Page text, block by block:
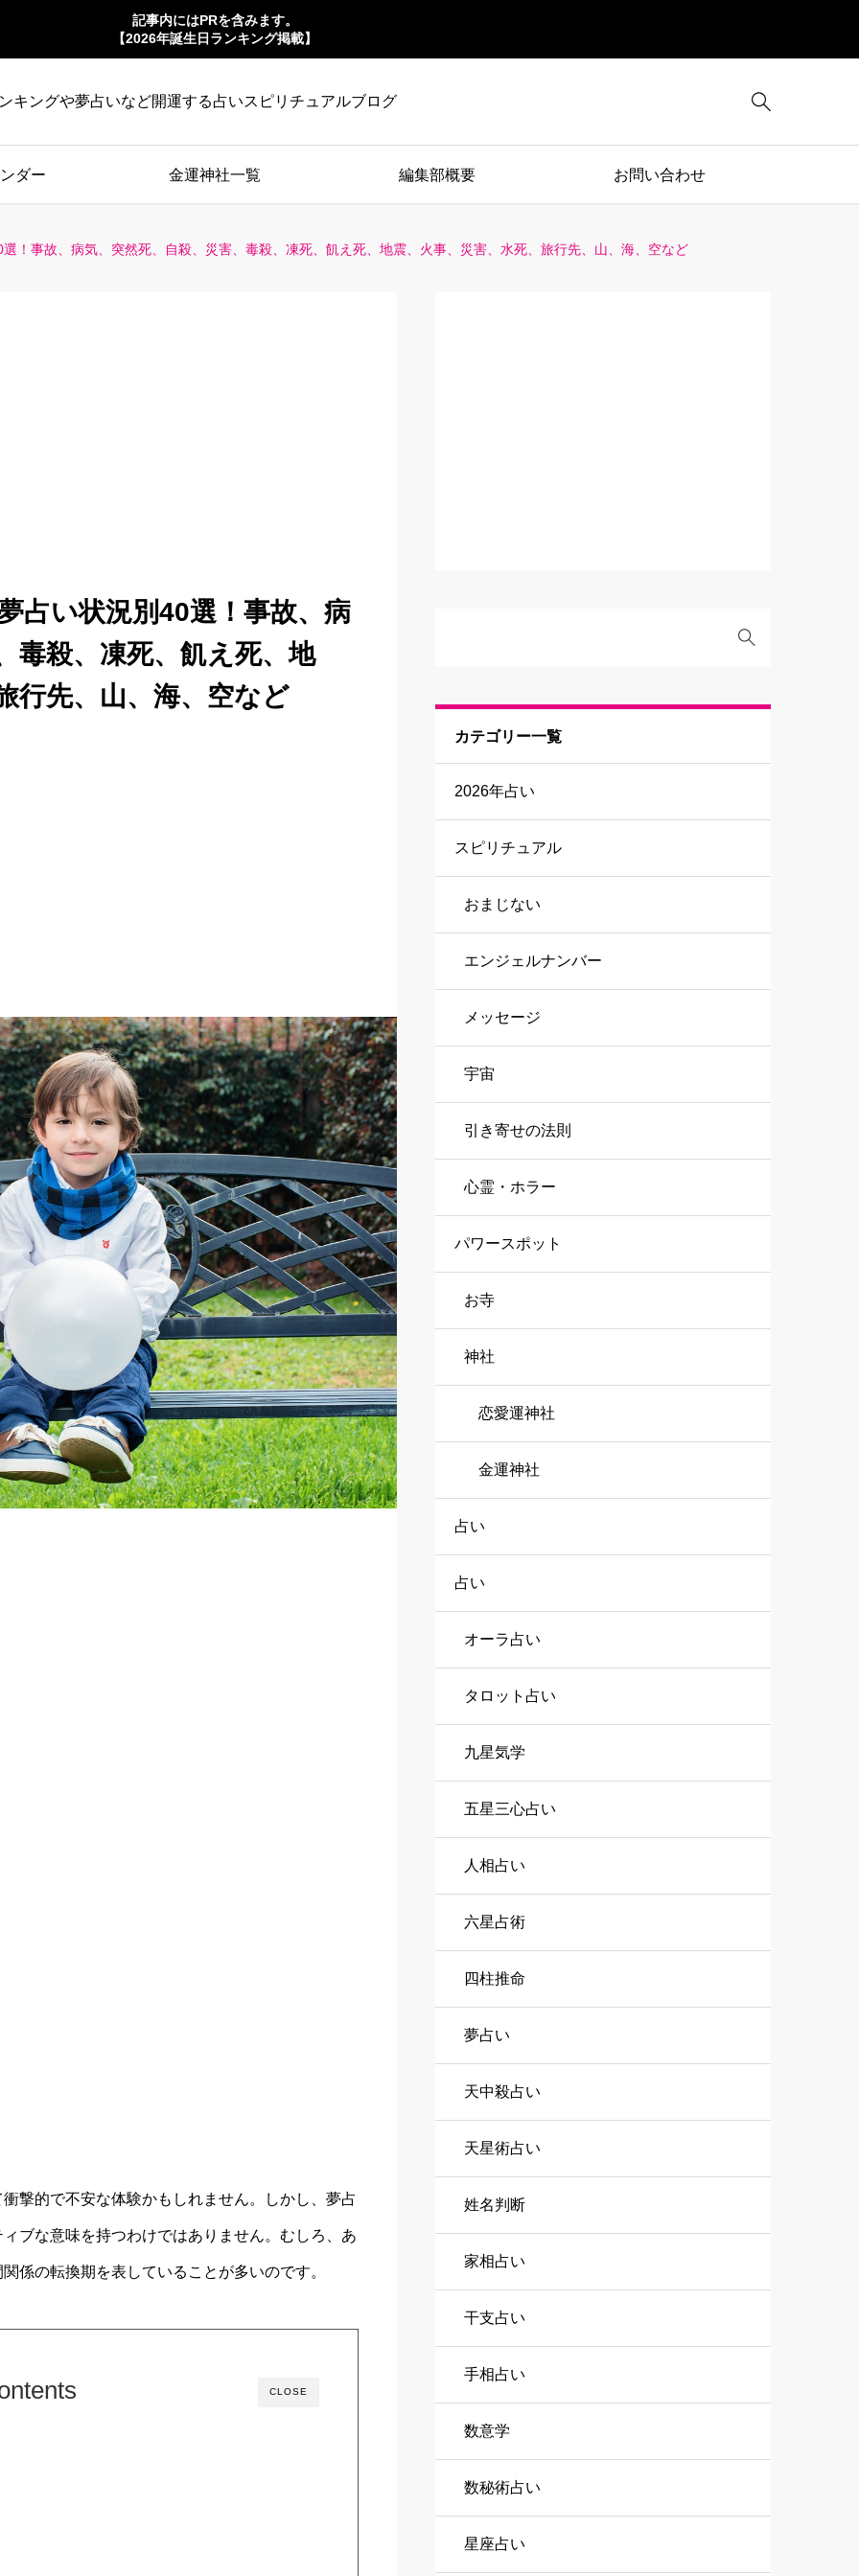
記事内にはPRを含みます。
【2026年誕生日ランキング掲載】
キングや夢占いなど開運する占いスピリチュアルブログ 
ダー 金運神社一覧 編集部概要 お問い合わせ
！事故、病気、突然死、自殺、災害、毒殺、凍死、飢え死、地震、火事、災害、水死、旅行先、山、海、空など
占い状況別40選！事故、病
毒殺、凍死、飢え死、地
行先、山、海、空など
撃的で不安な体験かもしれません。しかし、夢占
ブな意味を持つわけではありません。むしろ、あ
係の転換期を表していることが多いのです。
CLOSE
カテゴリー一覧
2026年占い
スピリチュアル
おまじない
エンジェルナンバー
メッセージ
宇宙
引き寄せの法則
心霊・ホラー
パワースポット
お寺
神社
恋愛運神社
金運神社
占い
占い
オーラ占い
タロット占い
九星気学
五星三心占い
人相占い
六星占術
四柱推命
夢占い
天中殺占い
天星術占い
姓名判断
家相占い
干支占い
手相占い
数意学
数秘術占い
星座占い